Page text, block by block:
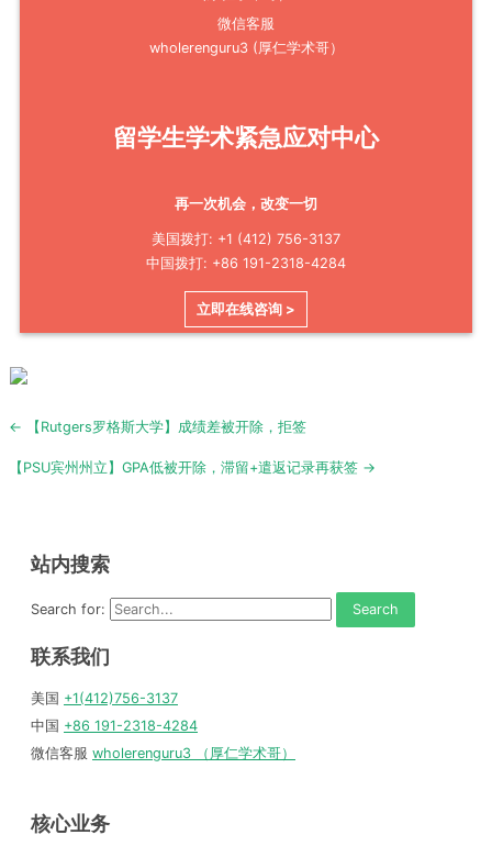
微信客服
wholerenguru3 (厚仁学术哥）
留学生学术紧急应对中心
再一次机会，改变一切
美国拨打: +1 (412) 756-3137
中国拨打: +86 191-2318-4284
立即在线咨询 >
Post
← 【Rutgers罗格斯大学】成绩差被开除，拒签
【PSU宾州州立】GPA低被开除，滞留+遣返记录再获签 →
站内搜索
Search for:
联系我们
美国 +1(412)756-3137
中国 +86 191-2318-4284
微信客服 wholerenguru3 （厚仁学术哥）
核心业务